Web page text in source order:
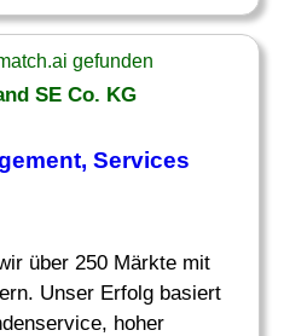
gefunden
SE Co. KG
, Services
über 250 Märkte mit
Unser Erfolg basiert
hoher